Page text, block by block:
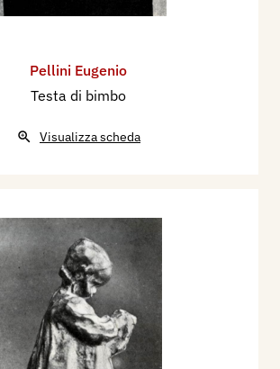
Pellini Eugenio
Testa di bimbo
Visualizza scheda